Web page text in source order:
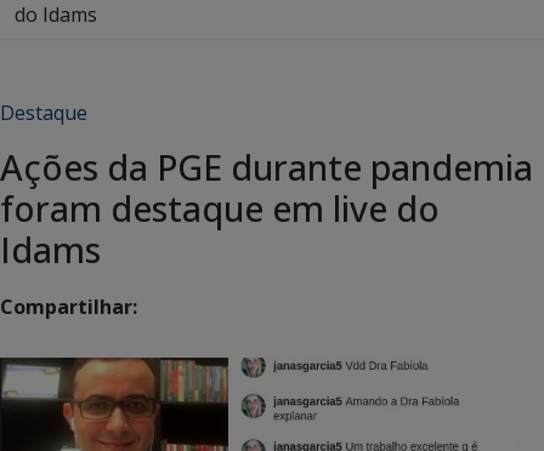
do Idams
Destaque
Ações da PGE durante pandemia
foram destaque em live do
Idams
Compartilhar: